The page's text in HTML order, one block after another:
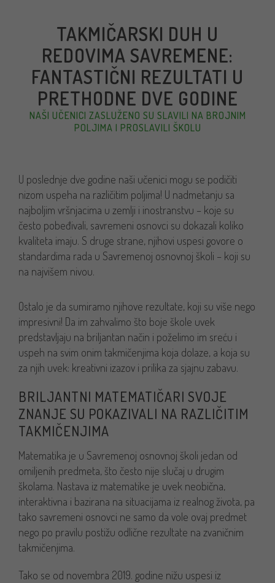
TAKMIČARSKI DUH U
REDOVIMA SAVREMENE:
FANTASTIČNI REZULTATI U
PRETHODNE DVE GODINE
NAŠI UČENICI ZASLUŽENO SU SLAVILI NA BROJNIM
POLJIMA I PROSLAVILI ŠKOLU
U poslednje dve godine naši učenici mogu se podičiti
nizom uspeha na različitim poljima! U nadmetanju sa
najboljim vršnjacima u zemlji i inostranstvu – koje su
često pobeđivali, savremeni osnovci su dokazali koliko
kvaliteta imaju. S druge strane, njihovi uspesi govore o
standardima rada u Savremenoj osnovnoj školi – koji su
na najvišem nivou.
Ostalo je da sumiramo njihove rezultate, koji su više nego
impresivni! Da im zahvalimo što boje škole uvek
predstavljaju na briljantan način i poželimo im sreću i
uspeh na svim onim takmičenjima koja dolaze, a koja su
za njih uvek: kreativni izazov i prilika za sjajnu zabavu.
BRILJANTNI MATEMATIČARI SVOJE
ZNANJE SU POKAZIVALI NA RAZLIČITIM
TAKMIČENJIMA
Matematika je u Savremenoj osnovnoj školi jedan od
omiljenih predmeta, što često nije slučaj u drugim
školama. Nastava iz matematike je uvek neobična,
interaktivna i bazirana na situacijama iz realnog života, pa
tako savremeni osnovci ne samo da vole ovaj predmet
nego po pravilu postižu odlične rezultate na zvaničnim
takmičenjima.
Tako se od novembra 2019. godine nižu uspesi iz